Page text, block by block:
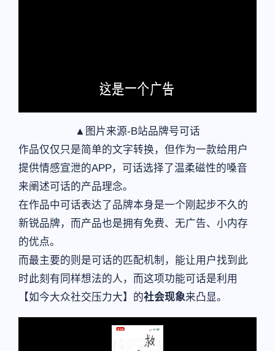
▲图片来源-B站品牌号可话
作品仅仅只是简单的文字转换，但作为一款给用户
提供情感宣泄的APP，可话选择了温柔磁性的嗓音
来阐述可话的产品理念。
在作品中可话表达了品牌本身是一个刚起步不久的
新锐品牌，而产品也是拥有免费、无广告、小内存
的优点。
而最主要的则是可话的匹配机制，能让用户找到此
时此刻有同样想法的人，而这项功能可话是利用
【如今大众社交压力大】的社会现象来凸显。